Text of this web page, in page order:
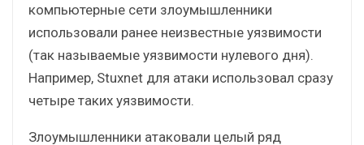
компьютерные сети злоумышленники
использовали ранее неизвестные уязвимости
(так называемые уязвимости нулевого дня).
Например, Stuxnet для атаки использовал сразу
четыре таких уязвимости.
Злоумышленники атаковали целый ряд